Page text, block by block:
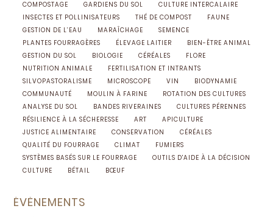
COMPOSTAGE
GARDIENS DU SOL
CULTURE INTERCALAIRE
INSECTES ET POLLINISATEURS
THÉ DE COMPOST
FAUNE
GESTION DE L’EAU
MARAÎCHAGE
SEMENCE
PLANTES FOURRAGÈRES
ÉLEVAGE LAITIER
BIEN-ÊTRE ANIMAL
GESTION DU SOL
BIOLOGIE CÉRÉALES
FLORE
NUTRITION ANIMALE
FERTILISATION ET INTRANTS
SILVOPASTORALISME
MICROSCOPE VIN
BIODYNAMIE
COMMUNAUTÉ
MOULIN À FARINE
ROTATION DES CULTURES
ANALYSE DU SOL
BANDES RIVERAINES
CULTURES PÉRENNES
RÉSILIENCE À LA SÉCHERESSE
ART
APICULTURE
JUSTICE ALIMENTAIRE
CONSERVATION
CÉRÉALES
QUALITÉ DU FOURRAGE
CLIMAT
FUMIERS
SYSTÈMES BASÉS SUR LE FOURRAGE
OUTILS D'AIDE À LA DÉCISION
CULTURE
BÉTAIL BŒUF
ÉVÈNEMENTS